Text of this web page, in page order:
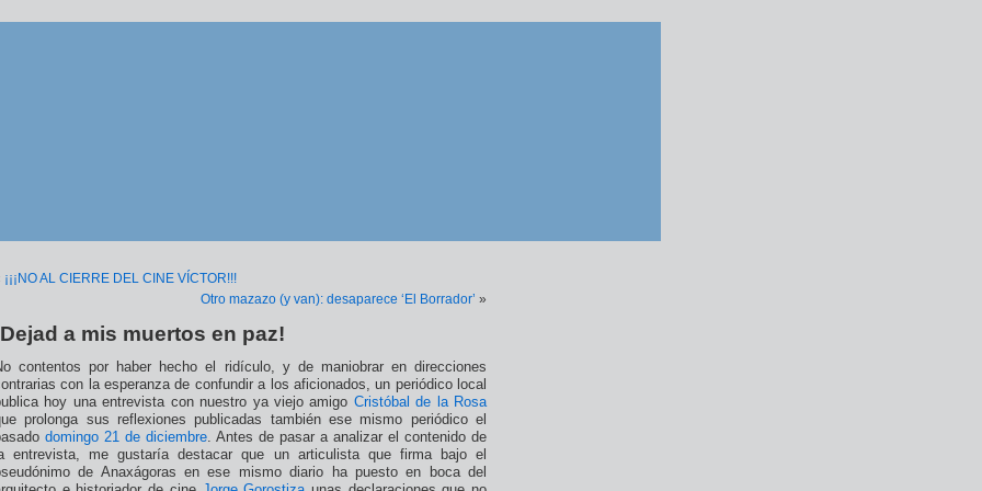
¡¡¡NO AL CIERRE DEL CINE VÍCTOR!!!
Otro mazazo (y van): desaparece ‘El Borrador’ »
a mis muertos en paz!
contentos por haber hecho el ridículo, y de maniobrar en direcciones
con la esperanza de confundir a los aficionados, un periódico local
hoy una entrevista con nuestro ya viejo amigo Cristóbal de la Rosa
prolonga sus reflexiones publicadas también ese mismo periódico el
domingo 21 de diciembre . Antes de pasar a analizar el contenido de
entrevista, me gustaría destacar que un articulista que firma bajo el
de Anaxágoras en ese mismo diario ha puesto en boca del